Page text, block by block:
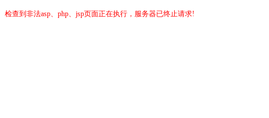
检查到非法asp、php、jsp页面正在执行，服务器已终止请求!